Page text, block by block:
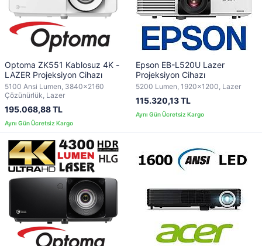
Optoma ZK551 Kablosuz 4K -
LAZER Projeksiyon Cihazı
5100 Ansi Lumen, 3840x2160
Çözünürlük, Lazer
195.068,88 TL
Epson EB-L520U Lazer
Projeksiyon Cihazı
5200 Lumen, 1920x1200, Lazer
115.320,13 TL